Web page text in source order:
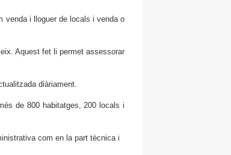
venda i lloguer de locals i venda o
Aquest fet li permet assessorar
diàriament.
de 800 habitatges, 200 locals i
com en la part tècnica i